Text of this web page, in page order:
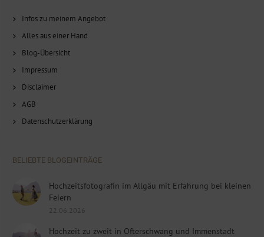
Infos zu meinem Angebot
Alles aus einer Hand
Blog-Übersicht
Impressum
Disclaimer
AGB
Datenschutzerklärung
BELIEBTE BLOGEINTRÄGE
Hochzeitsfotografin im Allgäu mit Erfahrung bei kleinen
Feiern
22.06.2026
Hochzeit zu zweit in Ofterschwang und Immenstadt